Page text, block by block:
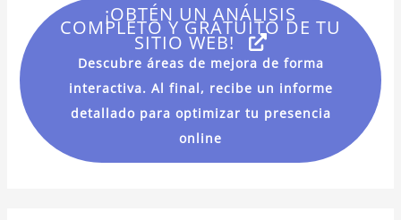
p
o
r
¡OBTÉN UN ANÁLISIS
COMPLETO Y GRATUITO DE TU
SITIO WEB!
Descubre áreas de mejora de forma
interactiva. Al final, recibe un informe
detallado para optimizar tu presencia
online